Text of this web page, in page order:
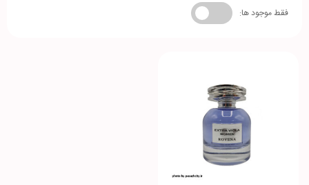
فقط موجود ها: